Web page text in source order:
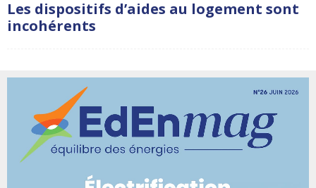
Les dispositifs d’aides au logement sont
incohérents